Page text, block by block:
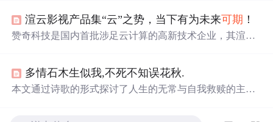
件和对象存储，并提供多种连接选项。
渲云影视产品集“云”之势，当下有为未来可期 ！
赞奇科技是国内首批涉足云计算的高新技术企业，其渲云
体验，推动中国CG产业蓬勃发展。
多情石木生似我,不死不知误花秋.
本文通过诗歌的形式探讨了人生的无常与自我救赎的主